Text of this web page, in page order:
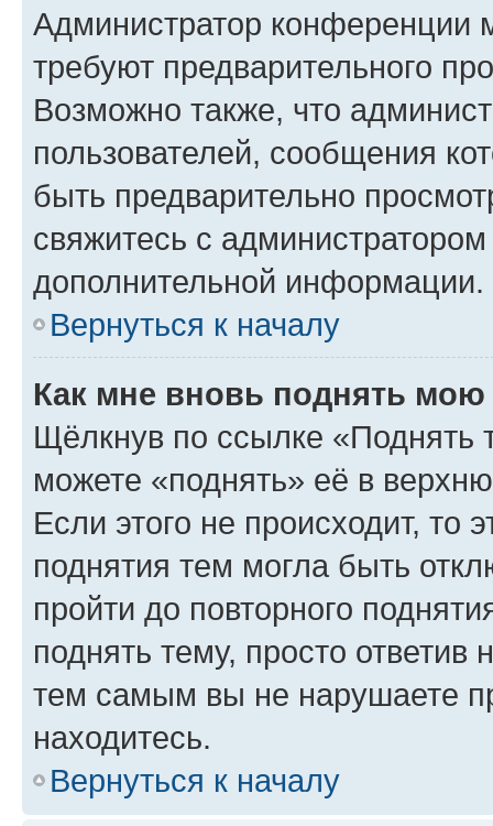
Администратор конференции
требуют предварительного
Возможно также, что
пользователей, сообщения
быть предварительно
свяжитесь с
дополнительной информации.
Вернуться к началу
Как мне вновь поднять мою
Щёлкнув по ссылке «Поднять
можете «поднять» её в
Если этого не происходит, то
поднятия тем могла быть
пройти до повторного
поднять тему, просто ответив
тем самым вы не нарушаете
находитесь.
Вернуться к началу